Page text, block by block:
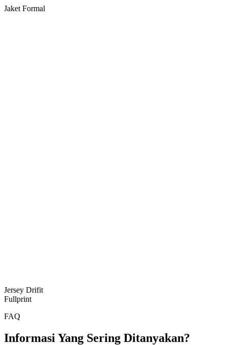
Jaket Formal
Jersey Drifit
Fullprint
FAQ
Informasi Yang Sering Ditanyakan?